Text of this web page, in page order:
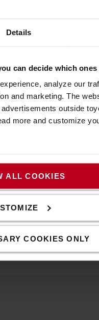
Details
can decide which ones
analyze our
and marketing. The
outside
more and customize
ALL COOKIES
COOKIES ONLY
kapcsolatot